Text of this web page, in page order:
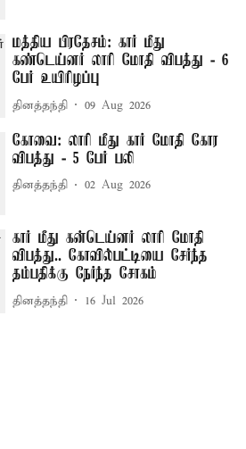
மத்திய பிரதேசம்: கார் மீது
கண்டெய்னர் லாரி மோதி விபத்து - 6
பேர் உயிரிழப்பு
தினத்தந்தி 09 Aug 2026
கோவை: லாரி மீது கார் மோதி கோர
விபத்து - 5 பேர் பலி
தினத்தந்தி 02 Aug 2026
கார் மீது கன்டெய்னர் லாரி மோதி
விபத்து.. கோவில்பட்டியை சேர்ந்த
தம்பதிக்கு நேர்ந்த சோகம்
தினத்தந்தி 16 Jul 2026